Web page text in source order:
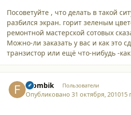
Посоветуйте , что делать в такой
разбился экран. горит зеленым
ремонтной мастерской сотовых
Можно-ли заказать у вас и как это
транзистор или ещё что-нибудь -как
Frombik Пользователи
Опубликовано31 октября, 201015